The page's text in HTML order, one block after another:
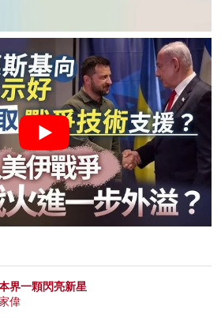
界一顆閃亮新星
偉